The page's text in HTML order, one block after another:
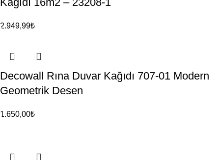
2.949,99₺
Decowall Rına Duvar Kağıdı 707-01 Modern
Geometrik Desen
1.650,00₺